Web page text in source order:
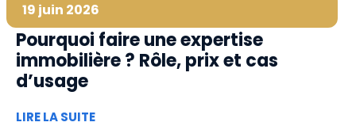
19 juin 2026
Pourquoi faire une expertise
immobilière ? Rôle, prix et cas
d’usage
LIRE LA SUITE